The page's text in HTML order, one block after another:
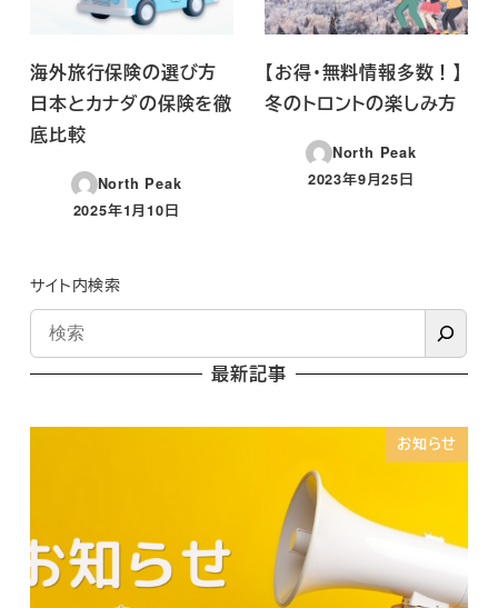
海外旅行保険の選び方
日本とカナダの保険を徹
底比較
North Peak
投稿日
2025年1月10日
【お得・無料情報多数！】
冬のトロントの楽しみ方
North Peak
投稿日
2023年9月25日
サイト内検索
最新記事
お知らせ